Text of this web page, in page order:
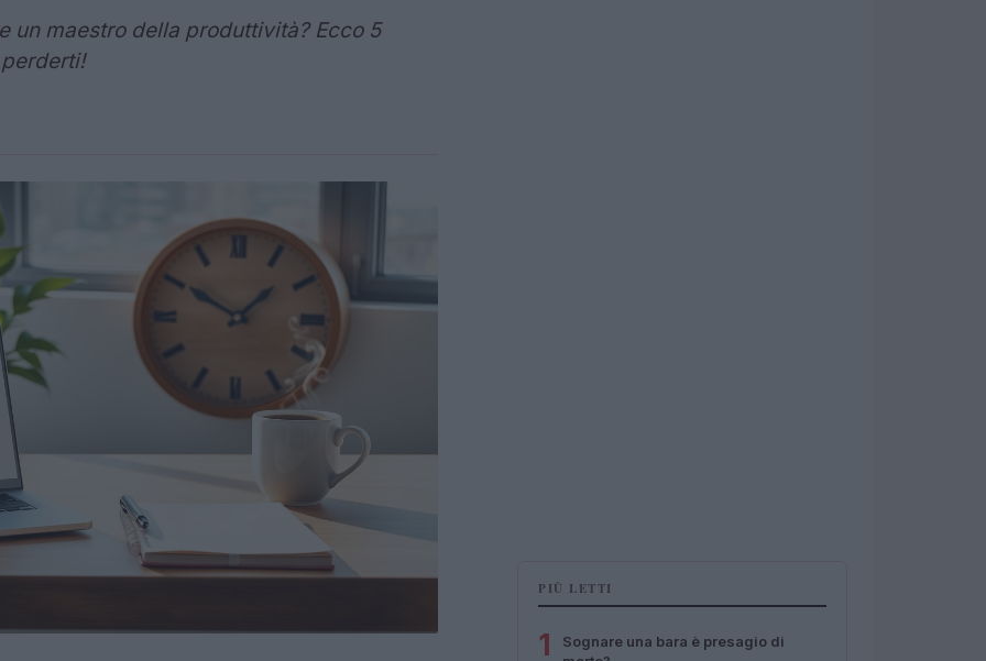
un maestro della produttività? Ecco 5
PIÙ LETTI
1
Sognare una bara è presagio di